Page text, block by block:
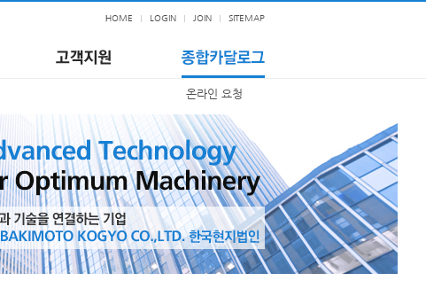
HOME LOGIN JOIN SITEMAP
온라인 요청